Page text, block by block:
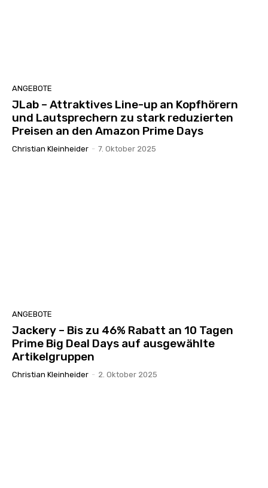
ANGEBOTE
JLab – Attraktives Line-up an Kopfhörern
und Lautsprechern zu stark reduzierten
Preisen an den Amazon Prime Days
Christian Kleinheider - 7. Oktober 2025
ANGEBOTE
Jackery – Bis zu 46% Rabatt an 10 Tagen
Prime Big Deal Days auf ausgewählte
Artikelgruppen
Christian Kleinheider - 2. Oktober 2025